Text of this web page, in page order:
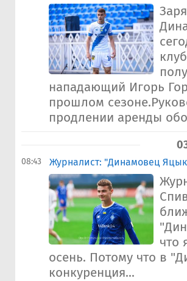
нападающий Игорь
прошлом
продлении аренды
08:43 Журналист: "Динамовец
что
осень. Потому что в
конкуренция...